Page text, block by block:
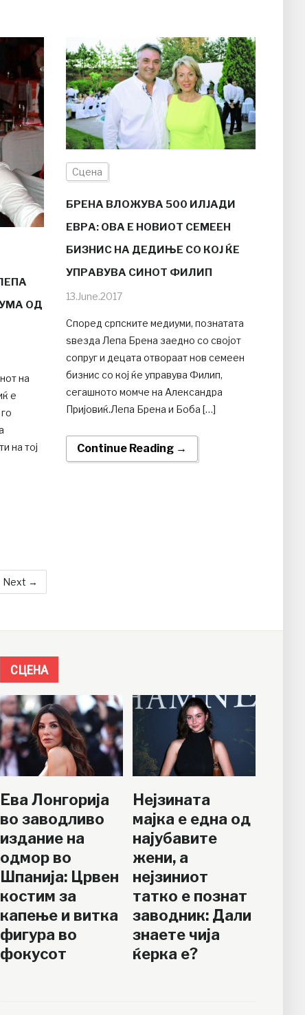
ОД
на
е
на тој
Сцена
БРЕНА ВЛОЖУВА 500 ИЛЈАДИ
ЕВРА: ОВА Е НОВИОТ СЕМЕЕН
БИЗНИС НА ДЕДИЊЕ СО КОЈ ЌЕ
УПРАВУВА СИНОТ ФИЛИП
13.June.2017
Според српските медиуми, познатата
ѕвезда Лепа Брена заедно со својот
сопруг и децата отвораат нов семеен
бизнис со кој ќе управува Филип,
сегашното момче на Александра
Пријовиќ.Лепа Брена и Боба […]
Continue Reading →
Next →
СЦЕНА
Ева Лонгорија
во заводливо
издание на
одмор во
Шпанија: Црвен
костим за
капење и витка
фигура во
фокусот
Нејзината
мајка е една од
најубавите
жени, а
нејзиниот
татко е познат
заводник: Дали
знаете чија
ќерка е?